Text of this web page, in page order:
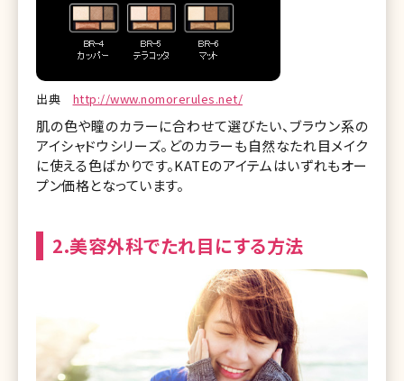
出典 http://www.nomorerules.net/
肌の色や瞳のカラーに合わせて選びたい、ブラウン系の
アイシャドウシリーズ。どのカラーも自然なたれ目メイク
に使える色ばかりです。KATEのアイテムはいずれもオー
プン価格となっています。
2.美容外科でたれ目にする方法